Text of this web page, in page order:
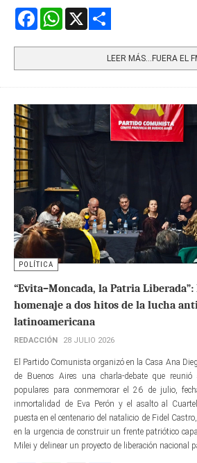
FacebookWhatsApp
LEER MÁS…FUERA EL
POLÍTICA
“Evita–Moncada, la Patria
homenaje a dos hitos de la lucha
latinoamericana
REDACCIÓN 28 JULIO 2026
El Partido Comunista organizó en la Casa Ana
de Buenos Aires una charla-debate que
populares para conmemorar el 26 de julio,
inmortalidad de Eva Perón y el asalto al
puesta en el centenario del natalicio de Fidel
en la urgencia de construir un frente patriótico
Milei y delinear un proyecto de liberación nacional